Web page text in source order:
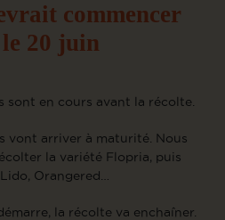
commencer
20 juin
sont en cours avant la récolte.
vont arriver à maturité. Nous
la variété Flopria, puis
Orangered…
la récolte va enchaîner.